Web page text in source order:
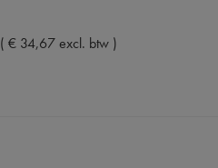
(€ 34,67excl. btw )